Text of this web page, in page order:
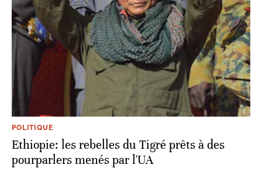
POLITIQUE
Ethiopie: les rebelles du Tigré prêts à des
pourparlers menés par l'UA